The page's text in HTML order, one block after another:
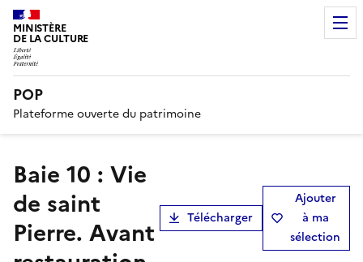
MINISTÈRE
DE LA CULTURE
POP
Plateforme ouverte du patrimoine
Baie 10 : Vie
de saint
Pierre. Avant
Télécharger
Ajouter
à ma
sélection